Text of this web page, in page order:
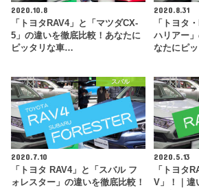
2020.10.8
「トヨタRAV4」と「マツダCX-
5」の違いを徹底比較！あなたに
ピッタリな車…
2020.8.31
「トヨタ
ハリアー
なたにピ
スバル
2020.7.10
「トヨタ RAV4」と「スバル フ
ォレスター」の違いを徹底比較！
2020.5.13
「トヨタ
V」！｜違